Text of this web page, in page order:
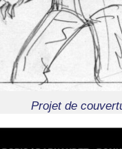
Projet de